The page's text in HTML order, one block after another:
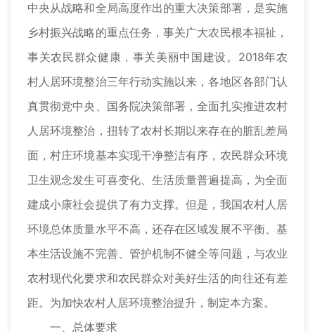
中央从战略和全局高度作出的重大决策部署，是实施
乡村振兴战略的重点任务，事关广大农民根本福祉，
事关农民群众健康，事关美丽中国建设。2018年农
村人居环境整治三年行动实施以来，各地区各部门认
真贯彻党中央、国务院决策部署，全面扎实推进农村
人居环境整治，扭转了农村长期以来存在的脏乱差局
面，村庄环境基本实现干净整洁有序，农民群众环境
卫生观念发生可喜变化、生活质量普遍提高，为全面
建成小康社会提供了有力支撑。但是，我国农村人居
环境总体质量水平不高，还存在区域发展不平衡、基
本生活设施不完善、管护机制不健全等问题，与农业
农村现代化要求和农民群众对美好生活的向往还有差
距。为加快农村人居环境整治提升，制定本方案。
一、总体要求